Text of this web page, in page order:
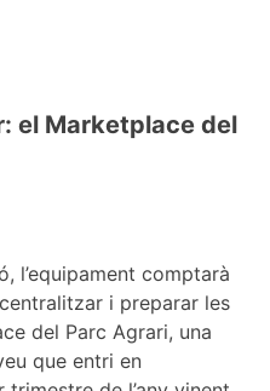
el Marketplace del
l’equipament comptarà
i preparar les
del Parc Agrari, una
que entri en